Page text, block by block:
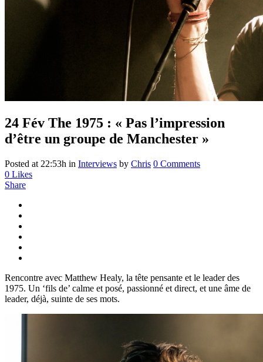
24 Fév The 1975 : « Pas l’impression
d’être un groupe de Manchester »
Posted at 22:53h in Interviews by Chris 0 Comments
0 Likes
Share
Rencontre avec Matthew Healy, la tête pensante et le leader des
1975. Un ‘fils de’ calme et posé, passionné et direct, et une âme de
leader, déjà, suinte de ses mots.